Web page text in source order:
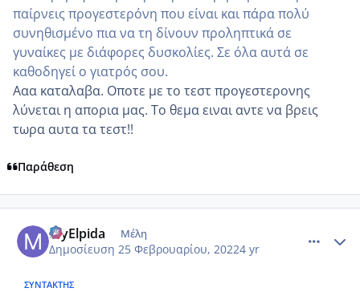
παίρνεις προγεστερόνη που είναι και πάρα πολύ
συνηθισμένο πια να τη δίνουν προληπτικά σε
γυναίκες με διάφορες δυσκολίες. Σε όλα αυτά σε
καθοδηγεί ο γιατρός σου.
Ααα καταλαβα. Οποτε με το τεστ προγεστερονης
λύνεται η απορια μας. Το θεμα ειναι αντε να βρεις
τωρα αυτα τα τεστ!!
Παράθεση
MyElpida Μέλη
Δημοσίευση 25 Φεβρουαρίου, 20224 yr
ΣΥΝΤΆΚΤΗΣ